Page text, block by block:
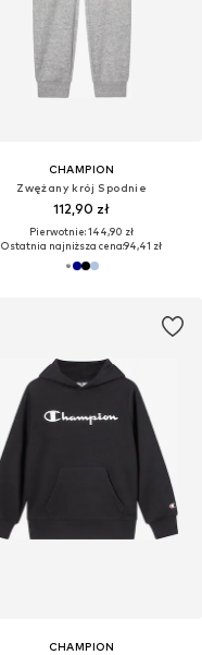
CHAMPION
Zwężany krój Spodnie
112,90 zł
Pierwotnie: 144,90 zł
Ostatnia najniższa cena:94,41 zł
CHAMPION